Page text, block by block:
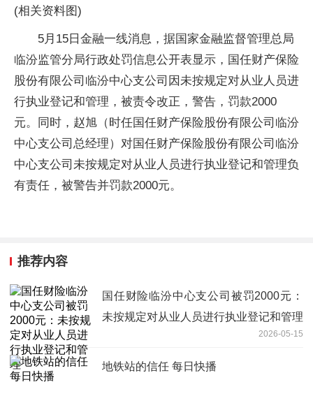
(相关资料图)
5月15日金融一线消息，据国家金融监督管理总局
临汾监管分局行政处罚信息公开表显示，国任财产保险
股份有限公司临汾中心支公司因未按规定对从业人员进
行执业登记和管理，被责令改正，警告，罚款2000
元。同时，赵旭（时任国任财产保险股份有限公司临汾
中心支公司总经理）对国任财产保险股份有限公司临汾
中心支公司未按规定对从业人员进行执业登记和管理负
有责任，被警告并罚款2000元。
推荐内容
国任财险临汾中心支公司被罚2000元：
未按规定对从业人员进行执业登记和管理
2026-05-15
地铁站的信任 每日快播